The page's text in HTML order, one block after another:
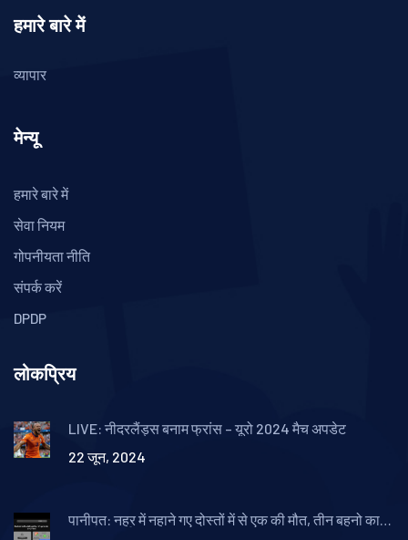
हमारे बारे में
व्यापार
मेन्यू
हमारे बारे में
सेवा नियम
गोपनीयता नीति
संपर्क करें
DPDP
लोकप्रिय
LIVE: नीदरलैंड्स बनाम फ्रांस – यूरो 2024 मैच अपडेट
22 जून, 2024
पानीपत: नहर में नहाने गए दोस्तों में से एक की मौत, तीन बहनो का